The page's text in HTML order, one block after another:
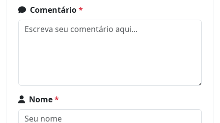
Comentário*
Nome*